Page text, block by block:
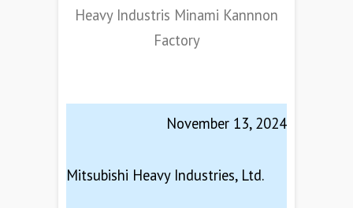
Heavy Industris Minami Kannnon
Factory
November 13, 2024
Mitsubishi Heavy Industries, Ltd.